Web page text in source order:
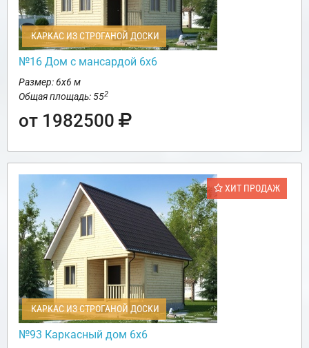
КАРКАС ИЗ СТРОГАНОЙ ДОСКИ
№16 Дом с мансардой 6х6
Размер: 6х6 м
Общая площадь: 552
от 1982500
ХИТ ПРОДАЖ
КАРКАС ИЗ СТРОГАНОЙ ДОСКИ
№93 Каркасный дом 6х6